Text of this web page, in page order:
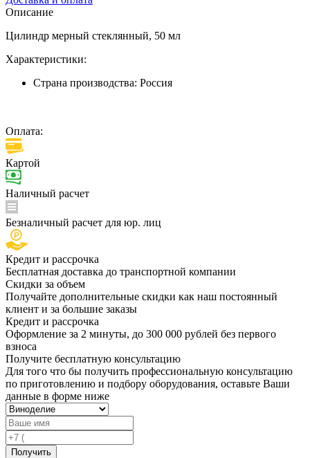
Описание
Цилиндр мерный стеклянный, 50 мл
Характеристики:
Страна производства: Россия
Оплата:
Картой
Наличный расчет
Безналичный расчет для юр. лиц
Кредит и рассрочка
Бесплатная доставка до транспортной компании
Скидки за объем
Получайте дополнительные скидки как наш постоянный
клиент и за большие заказы
Кредит и рассрочка
Оформление за 2 минуты, до 300 000 рублей без первого
взноса
Получите бесплатную консультацию
Для того что бы получить профессиональную консультацию
по приготовлению и подбору оборудования, оставьте Ваши
данные в форме ниже
Получить